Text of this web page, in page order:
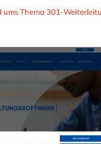
ums Thema 301-